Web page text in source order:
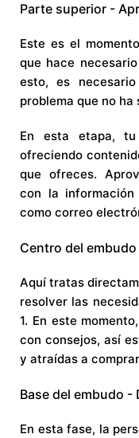
Parte superior -
Este es el
que hace
esto, es
problema que no
En esta etapa,
ofreciendo
que ofreces.
con la
como correo
Centro del
Aquí tratas
resolver las
1. En este
con consejos, así
y atraídas a
Base del embudo -
En esta fase, la